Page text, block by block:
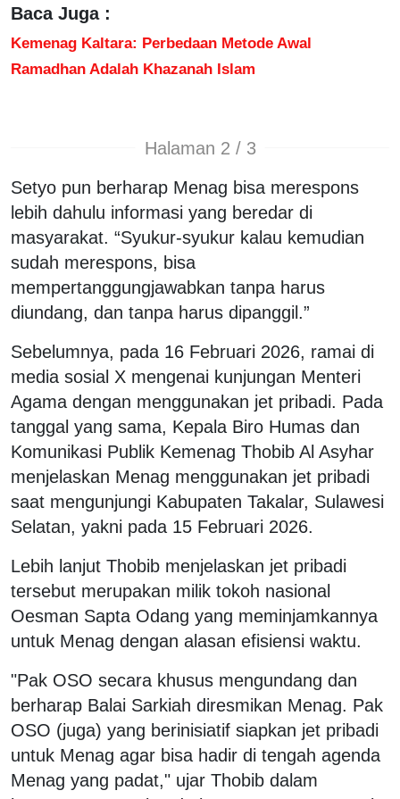
Baca Juga :
Kemenag Kaltara: Perbedaan Metode Awal
Ramadhan Adalah Khazanah Islam
Halaman 2 / 3
Setyo pun berharap Menag bisa merespons
lebih dahulu informasi yang beredar di
masyarakat. “Syukur-syukur kalau kemudian
sudah merespons, bisa
mempertanggungjawabkan tanpa harus
diundang, dan tanpa harus dipanggil.”
Sebelumnya, pada 16 Februari 2026, ramai di
media sosial X mengenai kunjungan Menteri
Agama dengan menggunakan jet pribadi. Pada
tanggal yang sama, Kepala Biro Humas dan
Komunikasi Publik Kemenag Thobib Al Asyhar
menjelaskan Menag menggunakan jet pribadi
saat mengunjungi Kabupaten Takalar, Sulawesi
Selatan, yakni pada 15 Februari 2026.
Lebih lanjut Thobib menjelaskan jet pribadi
tersebut merupakan milik tokoh nasional
Oesman Sapta Odang yang meminjamkannya
untuk Menag dengan alasan efisiensi waktu.
"Pak OSO secara khusus mengundang dan
berharap Balai Sarkiah diresmikan Menag. Pak
OSO (juga) yang berinisiatif siapkan jet pribadi
untuk Menag agar bisa hadir di tengah agenda
Menag yang padat," ujar Thobib dalam